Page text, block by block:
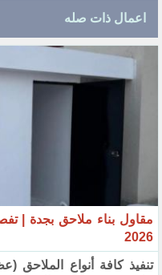
اعمال ذات صله
مقاول بناء ملاحق بجدة |
2026
تنفيذ كافة أنواع